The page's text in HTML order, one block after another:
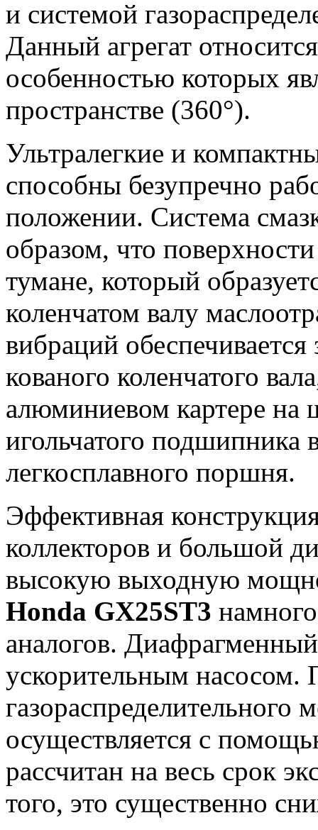
и системой
Данный агрегат
особенностью которых
пространстве (360°).
Ультралегкие и
способны безупречно
положении. Система
образом, что
тумане, который
коленчатом валу
вибраций обеспечивается
кованого коленчатого
алюминиевом картере
игольчатого подшипника
легкосплавного поршня.
Эффективная
коллекторов и большой
высокую выходную
Honda GX25ST3
аналогов.
ускорительным насосом.
осуществляется с
рассчитан на весь срок
того, это существенно